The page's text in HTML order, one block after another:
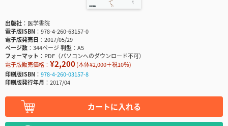
出版社
医学書院
電子版ISBN
978-4-260-63157-0
電子版発売日
2017/05/29
ページ数
344ページ判型
A5
フォーマット
PDF（パソコンへのダウンロード不可）
電子版販売価格： ¥2,200(本体¥2,000＋税10％)
印刷版ISBN
978-4-260-03157-8
印刷版発行年月
2017/04
カートに入れる